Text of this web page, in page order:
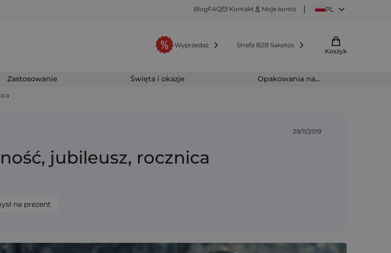
BlogFAQ Kontakt Moje konto PL
Wyprzedaż
Strefa B2B Saketos
Koszyk
Zastosowanie Święta i okazje Opakowania na...
29/11/2019
jubileusz, rocznica
na prezent